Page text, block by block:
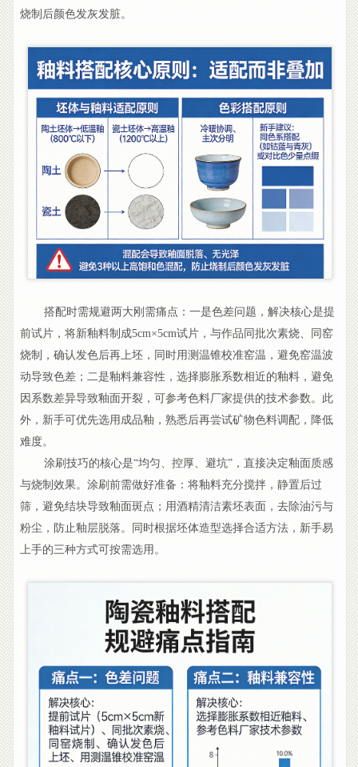
烧制后颜色发灰发脏。
搭配时需规避两大刚需痛点：一是色差问题，解决核心是提
前试片，将新釉料制成5cm×5cm试片，与作品同批次素烧、同窑
烧制，确认发色后再上坯，同时用测温锥校准窑温，避免窑温波
动导致色差；二是釉料兼容性，选择膨胀系数相近的釉料，避免
因系数差异导致釉面开裂，可参考色料厂家提供的技术参数。此
外，新手可优先选用成品釉，熟悉后再尝试矿物色料调配，降低
难度。
涂刷技巧的核心是“均匀、控厚、避坑”，直接决定釉面质感
与烧制效果。涂刷前需做好准备：将釉料充分搅拌，静置后过
筛，避免结块导致釉面斑点；用酒精清洁素坯表面，去除油污与
粉尘，防止釉层脱落。同时根据坯体造型选择合适方法，新手易
上手的三种方式可按需选用。